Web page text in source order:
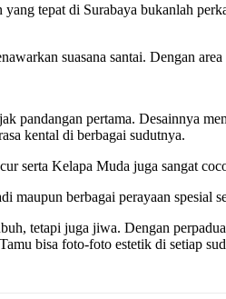
yang tepat di Surabaya bukanlah
suasana santai. Dengan
pandangan pertama. Desainnya
kental di berbagai sudutnya.
serta Kelapa Muda juga sangat
maupun berbagai perayaan
tetapi juga jiwa. Dengan
bisa foto-foto estetik di setiap